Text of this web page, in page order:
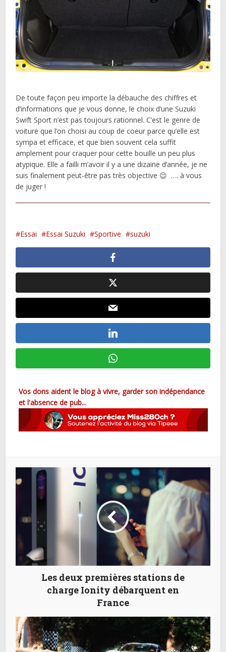
De toute façon peu importe la débauche des chiffres et
d’informations que je vous donne, le choix d’une Suzuki
Swift Sport n’est pas toujours rationnel. C’est le genre de
voiture que l’on choisi au coup de coeur parce qu’elle est
sympa et efficace, et que bien souvent cela suffit
amplement pour craquer pour cette bouille un peu plus
atypique. Elle a failli m’avoir il y a une dizaine d’année, je ne
suis finalement peut-être pas très objective 😉 …. à vous
de juger !
Essai Essai Suzuki Sportive suzuki
Vos dons aident le blog à vivre, garder son indépendance
et l'absence de pub...
Les deux premières stations de
charge Ionity débarquent en
France